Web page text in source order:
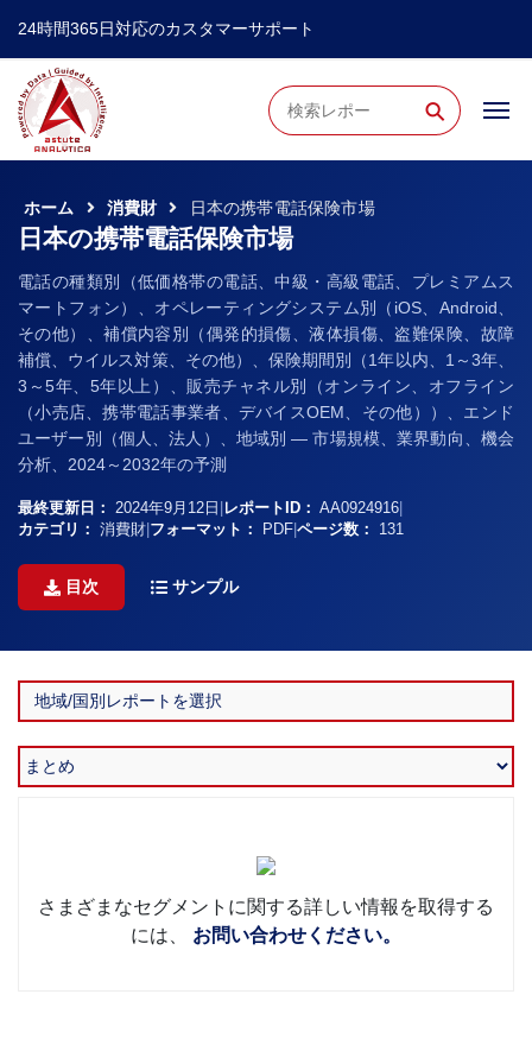
24時間365日対応のカスタマーサポート
⚲
ホーム 消費財 日本の携帯電話保険市場
日本の携帯電話保険市場
電話の種類別（低価格帯の電話、中級・高級電話、プレミアムス
マートフォン）、オペレーティングシステム別（iOS、Android、
その他）、補償内容別（偶発的損傷、液体損傷、盗難保険、故障
補償、ウイルス対策、その他）、保険期間別（1年以内、1～3年、
3～5年、5年以上）、販売チャネル別（オンライン、オフライン
（小売店、携帯電話事業者、デバイスOEM、その他））、エンド
ユーザー別（個人、法人）、地域別 ― 市場規模、業界動向、機会
分析、2024～2032年の予測
最終更新日： 2024年9月12日 レポートID： AA0924916
カテゴリ：
消費財 フォーマット： PDF ページ数： 131
目次 サンプル
さまざまなセグメントに関する詳しい情報を取得する
には、 お問い合わせください。